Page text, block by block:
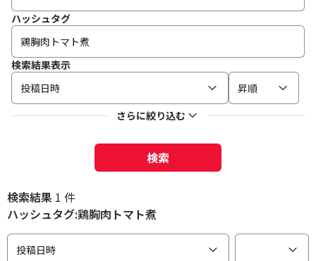
ハッシュタグ
検索結果表示
投稿日時
昇順
さらに絞り込む
検索
検索結果 1 件
ハッシュタグ:鶏胸肉トマト煮
投稿日時